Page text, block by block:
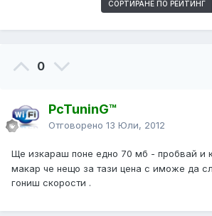
СОРТИРАНЕ ПО РЕЙТИНГ
0
PcTuninG™
Отговорено 13 Юли, 2012
Ще изкараш поне едно 70 мб - пробвай и
макар че нещо за тази цена с иможе да
гониш скорости .